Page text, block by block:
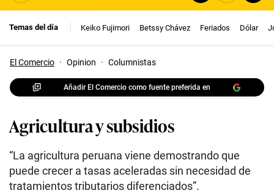
Temas del día Keiko Fujimori Betssy Chávez Feriados Dólar
El Comercio · Opinion · Columnistas
Añadir El Comercio como fuente preferida en
Agricultura y subsidios
“La agricultura peruana viene demostrando que
puede crecer a tasas aceleradas sin necesidad de
tratamientos tributarios diferenciados”.